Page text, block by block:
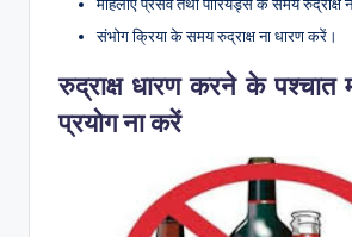
संभोग क्रिया के समय रुद्राक्ष ना धारण करें।
रुद्राक्ष धारण करने के पश्चात
प्रयोग ना करें